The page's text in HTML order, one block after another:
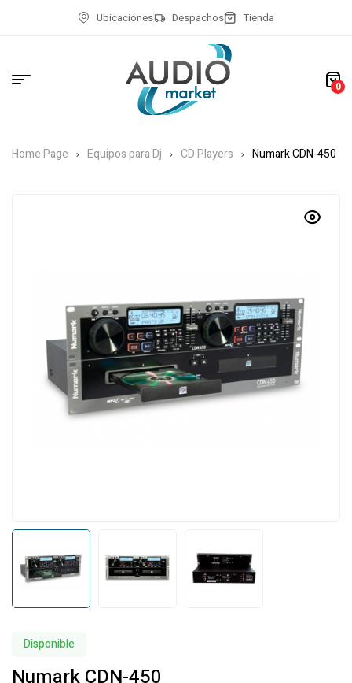
Ubicaciones Despachos Tienda
0
Home Page Equipos para Dj CD Players Numark CDN-450
Disponible
Numark CDN-450